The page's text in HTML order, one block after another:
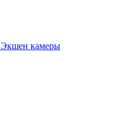
Экшен камеры